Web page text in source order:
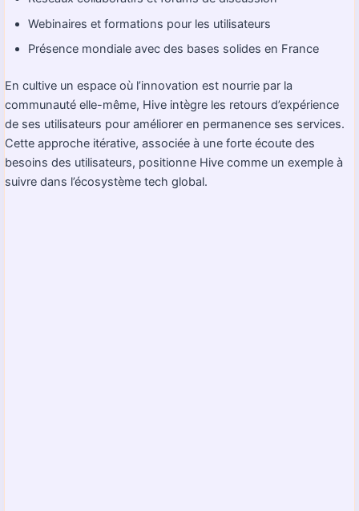
Webinaires et formations pour les utilisateurs
Présence mondiale avec des bases solides en France
En cultive un espace où l’innovation est nourrie par la
communauté elle-même, Hive intègre les retours d’expérience
de ses utilisateurs pour améliorer en permanence ses services.
Cette approche itérative, associée à une forte écoute des
besoins des utilisateurs, positionne Hive comme un exemple à
suivre dans l’écosystème tech global.